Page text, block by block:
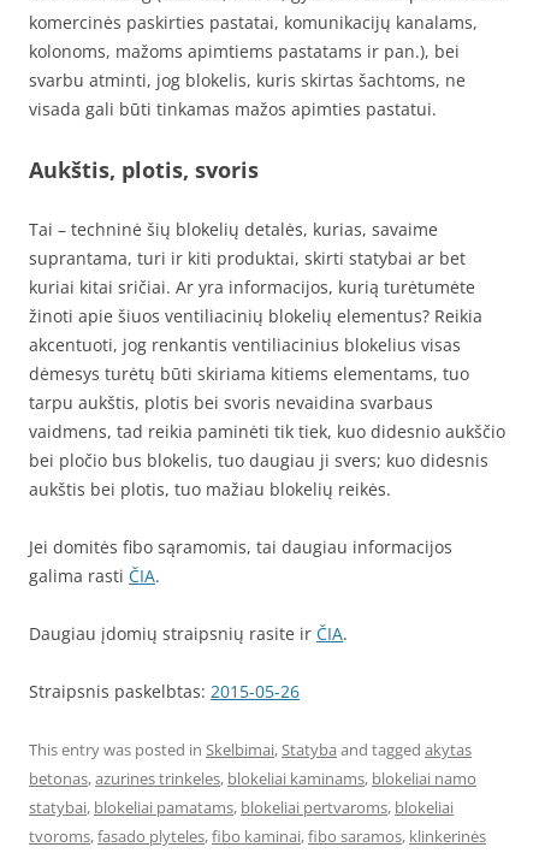
komercinės paskirties pastatai, komunikacijų kanalams,
kolonoms, mažoms apimtiems pastatams ir pan.), bei
svarbu atminti, jog blokelis, kuris skirtas šachtoms, ne
visada gali būti tinkamas mažos apimties pastatui.
Aukštis, plotis, svoris
Tai – techninė šių blokelių detalės, kurias, savaime
suprantama, turi ir kiti produktai, skirti statybai ar bet
kuriai kitai sričiai. Ar yra informacijos, kurią turėtumėte
žinoti apie šiuos ventiliacinių blokelių elementus? Reikia
akcentuoti, jog renkantis ventiliacinius blokelius visas
dėmesys turėtų būti skiriama kitiems elementams, tuo
tarpu aukštis, plotis bei svoris nevaidina svarbaus
vaidmens, tad reikia paminėti tik tiek, kuo didesnio aukščio
bei pločio bus blokelis, tuo daugiau ji svers; kuo didesnis
aukštis bei plotis, tuo mažiau blokelių reikės.
Jei domitės fibo sąramomis, tai daugiau informacijos
galima rasti ČIA.
Daugiau įdomių straipsnių rasite ir ČIA.
Straipsnis paskelbtas: 2015-05-26
This entry was posted in Skelbimai,Statyba and tagged akytas
betonas,azurines trinkeles, blokeliai kaminams, blokeliai namo
statybai, blokeliai pamatams, blokeliai pertvaroms, blokeliai
tvoroms,fasado plyteles,fibo kaminai,fibo saramos, klinkerinės